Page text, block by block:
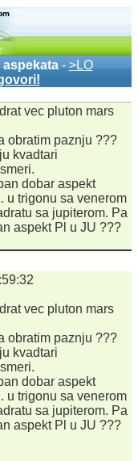
- >LO
vec pluton mars
obratim paznju ???
kvadtari
dobar aspekt
u trigonu sa venerom
sa jupiterom. Pa
aspekt Pl u JU ???
vec pluton mars
obratim paznju ???
kvadtari
dobar aspekt
u trigonu sa venerom
sa jupiterom. Pa
aspekt Pl u JU ???